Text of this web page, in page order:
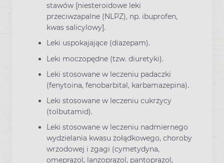
stawów [niesteroidowe leki
przeciwzapalne (NLPZ), np. ibuprofen,
kwas salicylowy].
Leki uspokajające (diazepam).
Leki moczopędne (tzw. diuretyki).
Leki stosowane w leczeniu padaczki
(fenytoina, fenobarbital, karbamazepina).
Leki stosowane w leczeniu cukrzycy
(tolbutamid).
Leki stosowane w leczeniu nadmiernego
wydzielania kwasu żołądkowego, choroby
wrzodowej i zgagi (cymetydyna,
omeprazol, lanzoprazol, pantoprazol,